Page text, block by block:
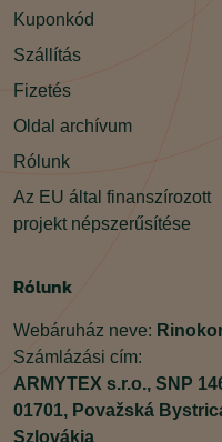
Kuponkód
Szállítás
Fizetés
Oldal archívum
Rólunk
Az EU által finanszírozott
projekt népszerűsítése
Rólunk
Webáruház neve:
Számlázási cím:
ARMYTEX s.r.o., SNP
01701, Považská
Szlovákia